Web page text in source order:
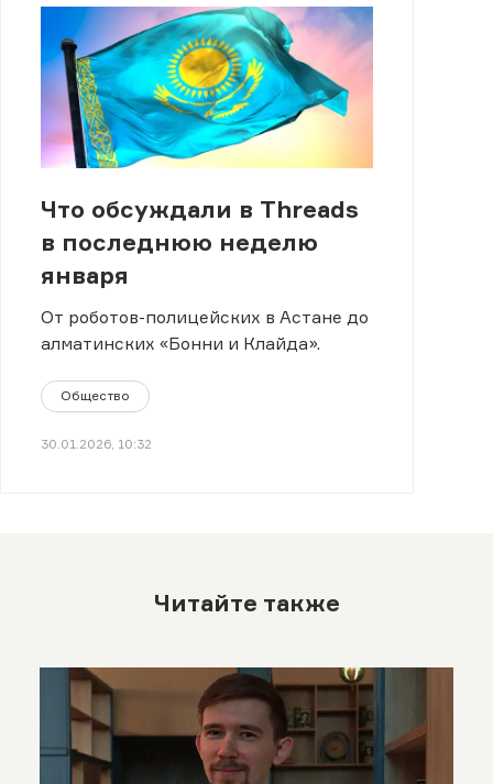
Что обсуждали в Threads
в последнюю неделю
января
От роботов-полицейских в Астане до
алматинских «Бонни и Клайда».
Общество
30.01.2026, 10:32
Читайте также